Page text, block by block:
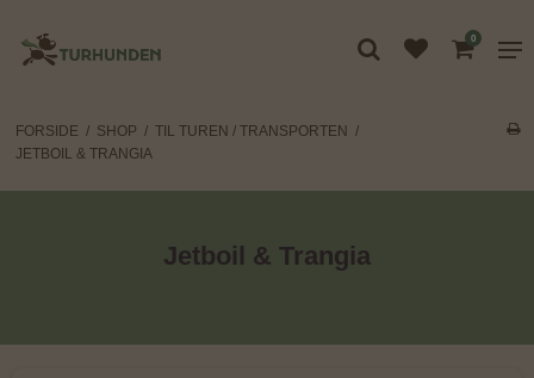
0
FORSIDE / SHOP / TIL TUREN / TRANSPORTEN /
JETBOIL & TRANGIA
Jetboil & Trangia